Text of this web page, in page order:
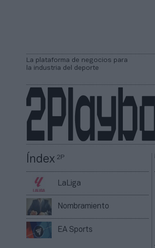
La plataforma de negocios para
la industria del deporte
Índex2P
LaLiga
Nombramiento
EA Sports